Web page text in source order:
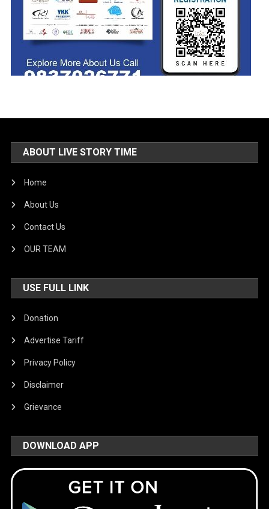
ABOUT LIVE STORY TIME
Home
About Us
Contact Us
OUR TEAM
USE FULL LINK
Donation
Advertise Tariff
Privacy Policy
Disclaimer
Grievance
DOWNLOAD APP